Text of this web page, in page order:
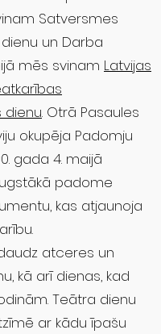
Satversmes
un Darba
mēs svinam Latvijas
dienu. Otrā Pasaules
okupēja Padomju
gada 4. maijā
padome
kas atjaunoja
atceres un
kā arī dienas, kad
Teātra dienu
ar kādu īpašu